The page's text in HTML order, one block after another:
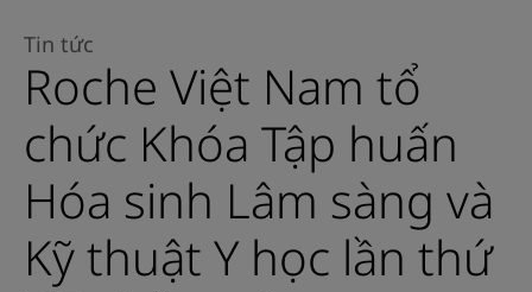
Tin tức
Roche Việt Nam tổ
chức Khóa Tập huấn
Hóa sinh Lâm sàng và
Kỹ thuật Y học lần thứ